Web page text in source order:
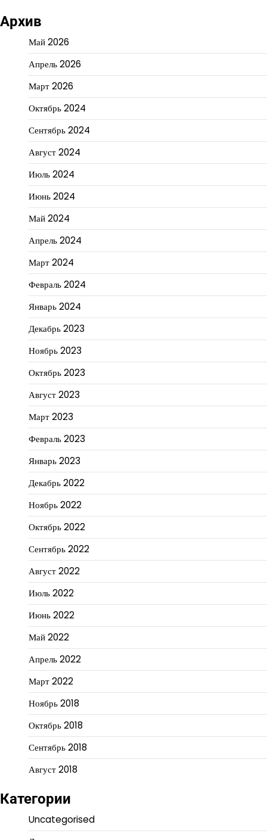
Архив
Май 2026
Апрель 2026
Март 2026
Октябрь 2024
Сентябрь 2024
Август 2024
Июль 2024
Июнь 2024
Май 2024
Апрель 2024
Март 2024
Февраль 2024
Январь 2024
Декабрь 2023
Ноябрь 2023
Октябрь 2023
Август 2023
Март 2023
Февраль 2023
Январь 2023
Декабрь 2022
Ноябрь 2022
Октябрь 2022
Сентябрь 2022
Август 2022
Июль 2022
Июнь 2022
Май 2022
Апрель 2022
Март 2022
Ноябрь 2018
Октябрь 2018
Сентябрь 2018
Август 2018
Категории
Uncategorised